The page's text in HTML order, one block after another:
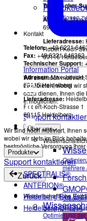
Technischer
Adresse:Max-
69115 Heidelberg
Lieferadresse:
Robert-Koch-
69115
Wir sind hoch
anzubieten, wobei wir
dazu dienen, Ihnen die
ermöglichen.
Support
Über uns
mehrere
Informationen
Kontakt
Telefon:+49 6221
Fax: +49 6221 646362
Technischer Support:
Adresse:Max-Jarecki-
69115 Heidelberg
Lieferadresse:
Robert-Koch-Strasse 1
69115 Heidelberg
Wir sind hoch motiviert, Ihnen
wobei wir stets im Blick
bestmögliche Versorgung
Support kontaktieren
Zurück
Wissenschaftliche
Optimierung
Information Portal
Produkte
SPECTRALIS®
ANTERION®
Heidelberg Eye
Heidelberg OPERA